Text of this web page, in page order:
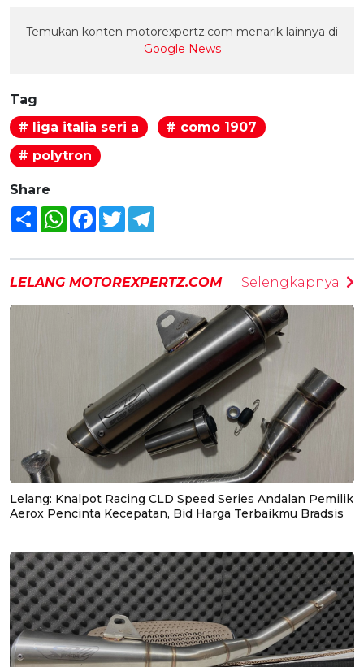
Temukan konten motorexpertz.com menarik lainnya di
Google News
Tag
# liga italia seri a
# como 1907
# polytron
Share
Share WhatsAppFacebook
Twitter
LELANG MOTOREXPERTZ.COM Selengkapnya
Lelang: Knalpot Racing CLD Speed Series Andalan Pemilik
Aerox Pencinta Kecepatan, Bid Harga Terbaikmu Bradsis